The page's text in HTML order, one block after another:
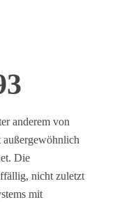
anderem von
außergewöhnlich
Die
nicht zuletzt
mit